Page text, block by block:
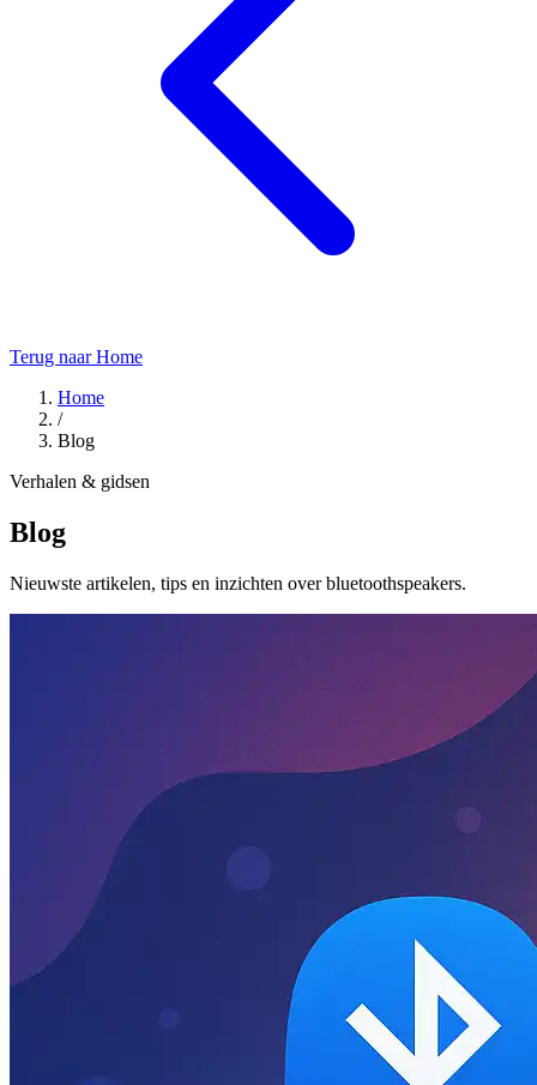
Terug naar Home
Home
/
Blog
Verhalen & gidsen
Blog
Nieuwste artikelen, tips en inzichten over bluetoothspeakers.